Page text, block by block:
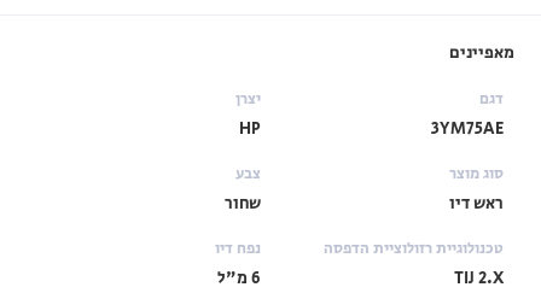
מאפיינים
דגם
3YM75AE
יצרן
HP
סוג מוצר
ראש דיו
צבע
שחור
טכנולוגיית רזולוציית הדפסה
TIJ 2.X
נפח דיו
6 מ"ל